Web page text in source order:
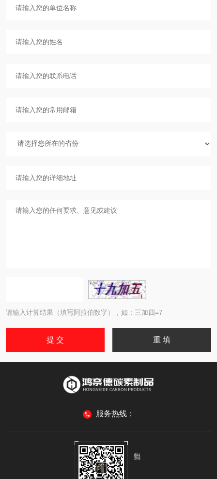
请输入计算结果（填写阿拉伯数字），如：三加四=7
服务热线：